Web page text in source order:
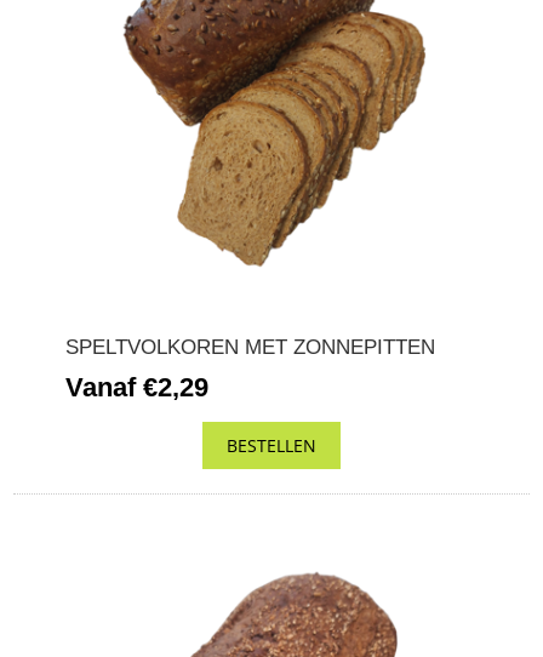
SPELTVOLKOREN MET ZONNEPITTEN
Vanaf €2,29